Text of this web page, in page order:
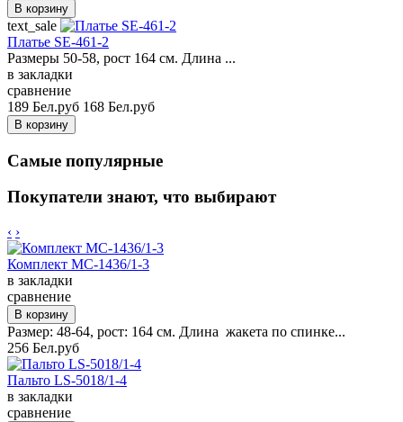
text_sale
Платье SE-461-2
Размеры 50-58, рост 164 см. Длина ...
в закладки
сравнение
189 Бел.руб 168 Бел.руб
Самые популярные
Покупатели знают, что выбирают
‹ ›
Комплект MC-1436/1-3
в закладки
сравнение
Размер: 48-64, рост: 164 см. Длина жакета по спинке...
256 Бел.руб
Пальто LS-5018/1-4
в закладки
сравнение